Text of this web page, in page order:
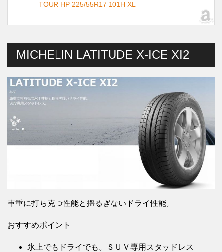
TOUR HP 225/55R17 101H XL
MICHELIN LATITUDE X-ICE XI2
車重に打ち克つ性能と揺るぎないドライ性能。
おすすめポイント
氷上でもドライでも。ＳＵＶ専用スタッドレス